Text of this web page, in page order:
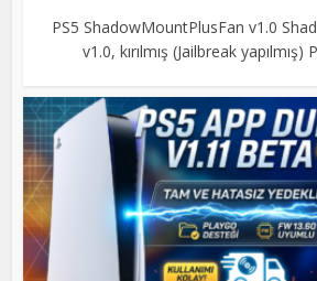
PS5 ShadowMountPlusFan v1.0
v1.0, kırılmış (Jailbreak yapılmış)